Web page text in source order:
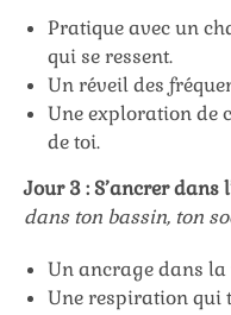
Pratique avec un
qui se ressent.
Un réveil des
Une exploration de
de toi.
Jour 3 : S’ancrer dans
dans ton bassin, ton
Un ancrage dans
Une respiration qui